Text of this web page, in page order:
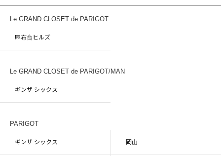
Le GRAND CLOSET de PARIGOT
麻布台ヒルズ
Le GRAND CLOSET de PARIGOT/MAN
ギンザ シックス
PARIGOT
ギンザ シックス 岡山